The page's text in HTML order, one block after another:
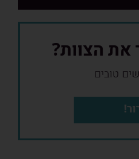
את הצוות?
טובים